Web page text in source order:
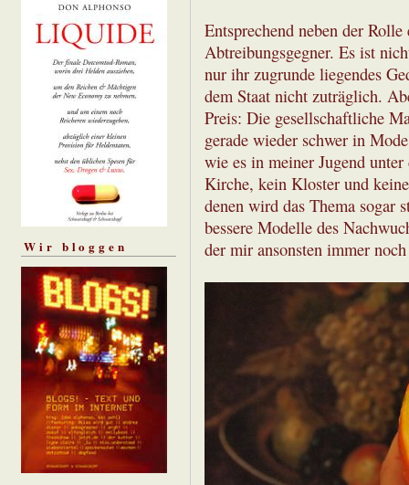
Wir bloggen
Entsprechend neben der
Abtreibungsgegner. Es ist
nur ihr zugrunde liegendes
dem Staat nicht zuträglich.
Preis: Die gesellschaftliche
gerade wieder schwer in
wie es in meiner Jugend
Kirche, kein Kloster und
denen wird das Thema sogar
bessere Modelle des
der mir ansonsten immer